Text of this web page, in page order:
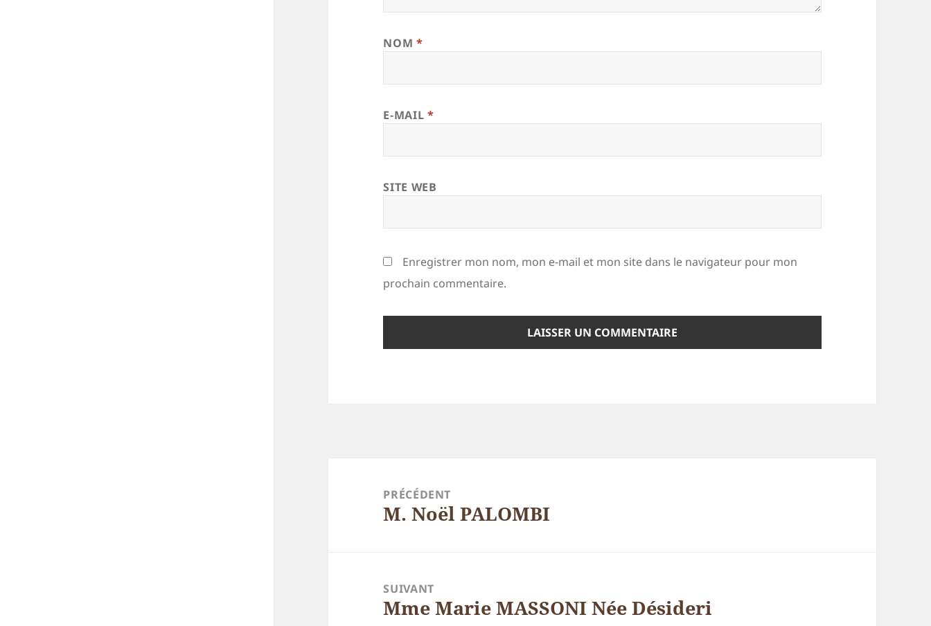
NOM *
E-MAIL *
SITE WEB
Enregistrer mon nom, mon e-mail et mon site dans le navigateur pour mon
prochain commentaire.
PRÉCÉDENT
Article
M. Noël PALOMBI
SUIVANT
Article
Mme Marie MASSONI Née Désideri